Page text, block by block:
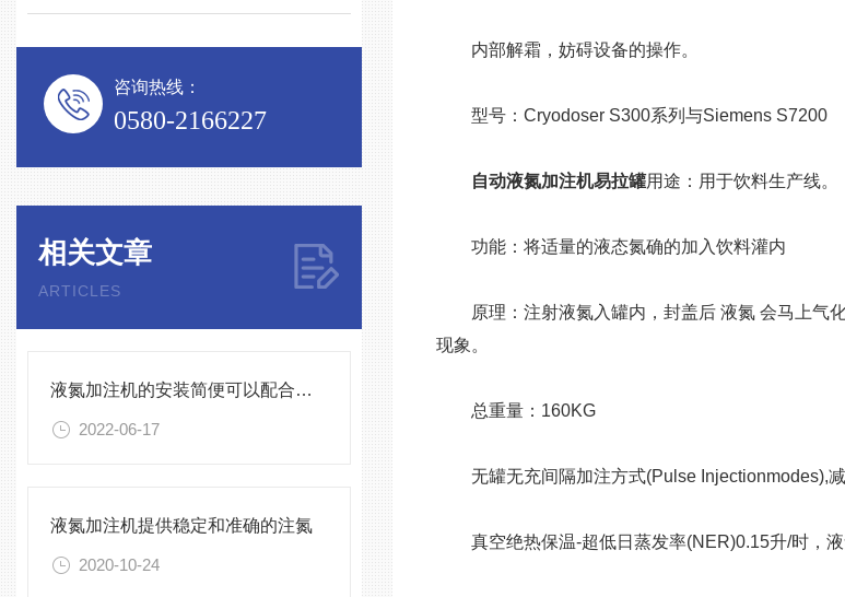
咨询热线：
0580-2166227
相关文章
ARTICLES
液氮加注机的安装简便可以配合任何生产线
2022-06-17
液氮加注机提供稳定和准确的注氮
2020-10-24
内部解霜，妨碍设备的操作。
型号：Cryodoser S300系列与Siemens S7200
自动液氮加注机易拉罐用途：用于饮料生产线。
功能：将适量的液态氮确的加入饮料灌内
原理：注射液氮入罐内，封盖后 液氮 会马上气化
现象。
总重量：160KG
无罐无充间隔加注方式(Pulse Injectionmodes),减
真空绝热保温-超低日蒸发率(NER)0.15升/时，液